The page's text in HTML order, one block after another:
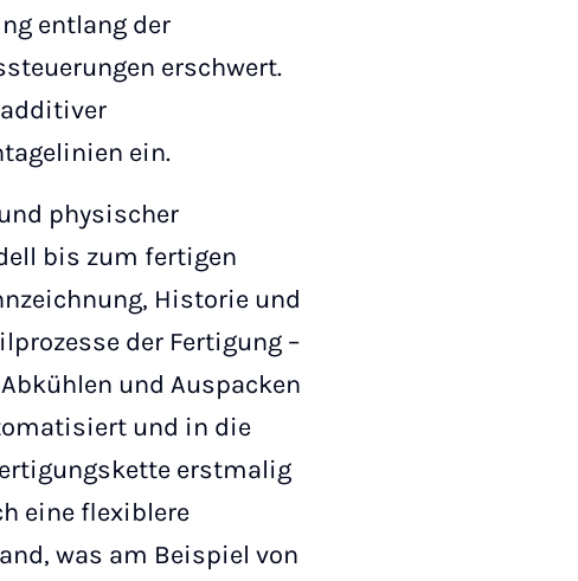
entlang der
erschwert.
ein.
physischer
bis zum fertigen
Historie und
der Fertigung –
und Auspacken
und in die
erstmalig
eine flexiblere
was am Beispiel von